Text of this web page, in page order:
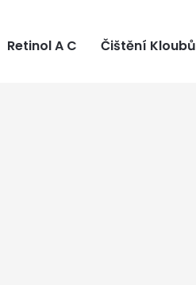
Retinol A C Čištění Kloubů